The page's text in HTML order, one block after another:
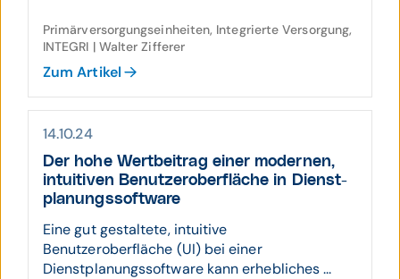
Primärversorgungseinheiten, Integrierte Versorgung,
INTEGRI | Walter Zifferer
Zum Artikel
14.10.24
Der hohe Wert­beitrag einer mo­dernen,
intui­tiven Benutzer­ober­fläche in Dienst­
pla­nungs­soft­ware
Eine gut gestaltete, intuitive
Benutzeroberfläche (UI) bei einer
Dienstplanungssoftware kann erhebliches ...